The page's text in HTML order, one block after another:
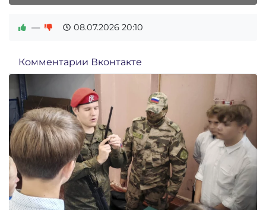
— 08.07.2026 20:10
Комментарии Вконтакте